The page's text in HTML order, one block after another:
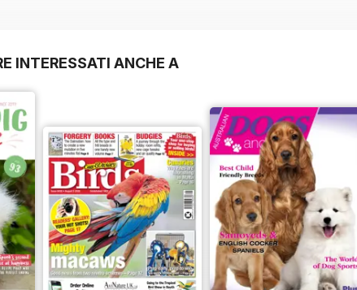
INTERESSATI ANCHE A